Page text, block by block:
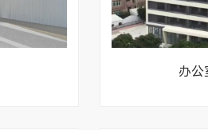
办公